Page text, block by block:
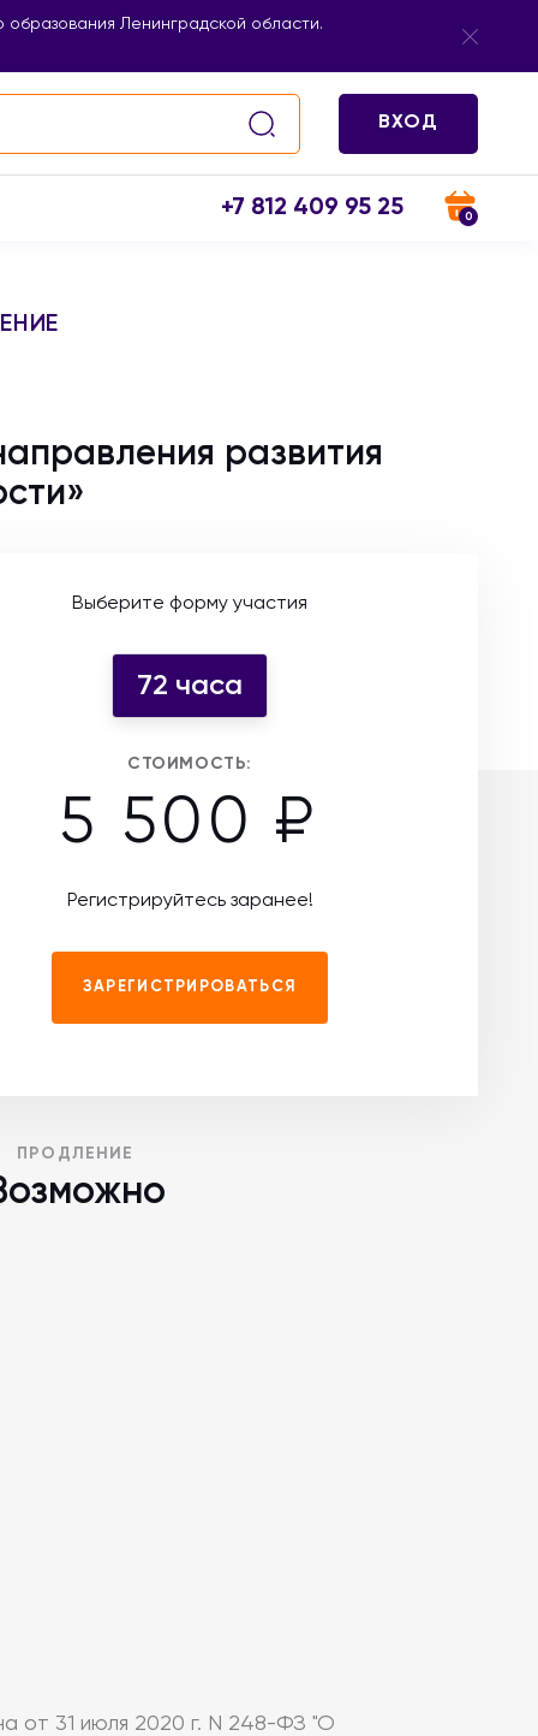
Ленинградской области.
ВХОД
+7 812 409 95 25 0
развития
Выберите форму участия
72 часа
СТОИМОСТЬ:
5 500 ₽
Регистрируйтесь заранее!
ЗАРЕГИСТРИРОВАТЬСЯ
ПРОДЛЕНИЕ
от 31 июля 2020 г. N 248-ФЗ "О